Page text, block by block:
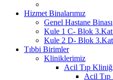
Hizmet Binalarımız
Genel Hastane Binası
Kule 1 C- Blok 3.Kat
Kule 2 D- Blok 3.Kat
Tıbbi Birimler
Kliniklerimiz
Acil Tıp
Acil Tıp